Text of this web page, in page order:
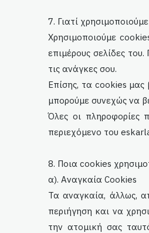
7. Γιατί
Χρησιμοποιούμε
επιμέρους σελίδες
τις ανάγκες σου.
Επίσης, τα cookies μας
μπορούμε συνεχώς να
Όλες οι πληροφορίες
περιεχόμενο του
8. Ποια cookies
α). Αναγκαία Cookies
Τα αναγκαία, άλλως,
περιήγηση και να
την ατομική σας